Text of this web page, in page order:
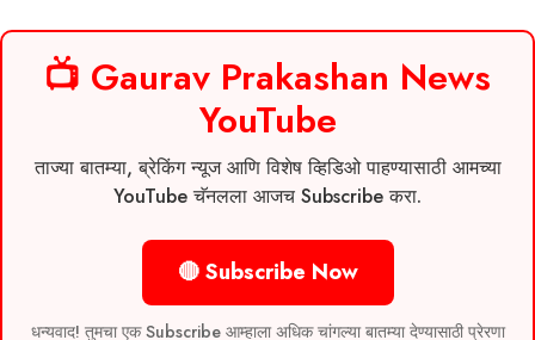
📺 Gaurav Prakashan News
YouTube
ताज्या बातम्या, ब्रेकिंग न्यूज आणि विशेष व्हिडिओ पाहण्यासाठी आमच्या
YouTube चॅनलला आजच Subscribe करा.
🔴 Subscribe Now
धन्यवाद! तुमचा एक Subscribe आम्हाला अधिक चांगल्या बातम्या देण्यासाठी प्रेरणा